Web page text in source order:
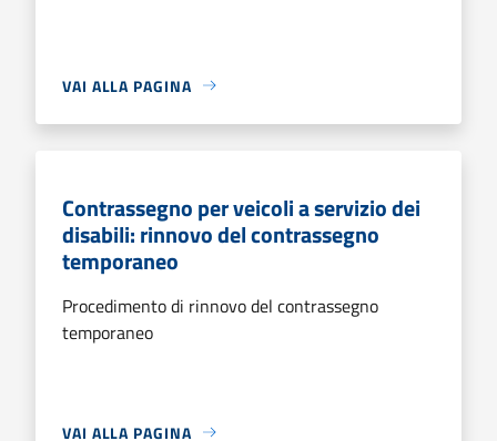
VAI ALLA PAGINA
Contrassegno per veicoli a servizio dei
disabili: rinnovo del contrassegno
temporaneo
Procedimento di rinnovo del contrassegno
temporaneo
VAI ALLA PAGINA